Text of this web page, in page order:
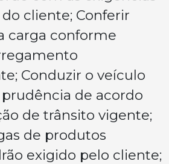
cliente; Conferir
carga conforme
Conduzir o veículo
de acordo
de trânsito vigente;
de produtos
exigido pelo cliente;